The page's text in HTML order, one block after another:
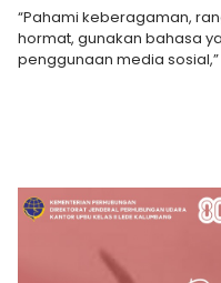
“Pahami keberagaman,
hormat, gunakan bahasa
penggunaan media